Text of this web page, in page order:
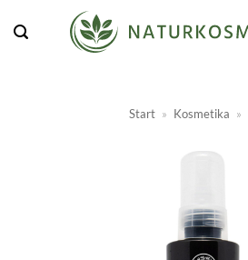
Inhalt
Start » Kosmetika »